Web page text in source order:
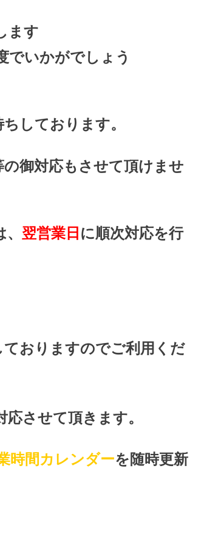
ます
でいかがでしょう
しております。
の御対応もさせて頂けませ
翌営業日 に順次対応を行
ておりますのでご利用くだ
させて頂きます。
時間カレンダーを随時更新